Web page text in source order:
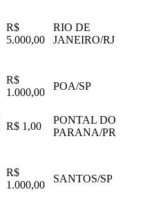
R$
5.000,00
RIO DE
JANEIRO/RJ
R$
1.000,00
POA/SP
R$ 1,00
PONTAL DO
PARANA/PR
R$
1.000,00
SANTOS/SP